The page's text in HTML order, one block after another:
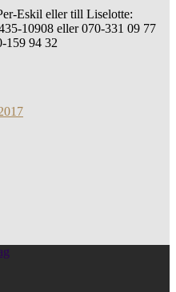
Eskil eller till Liselotte:
10908 eller 070-331 09 77
159 94 32